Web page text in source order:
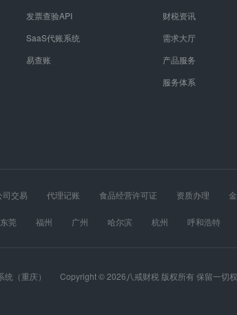
发票查验API
SaaS代账系统
易查账
财税资讯
需求大厅
产品服务
服务体系
司交易 代理记账 食品经营许可证 资质办理
输经营许可证 股权设计 医疗器械经营许可证
东莞 福州 广州 哈尔滨 杭州 呼和浩特
（重庆） Copyright © 2026八戒财税 版权所有 保留一切